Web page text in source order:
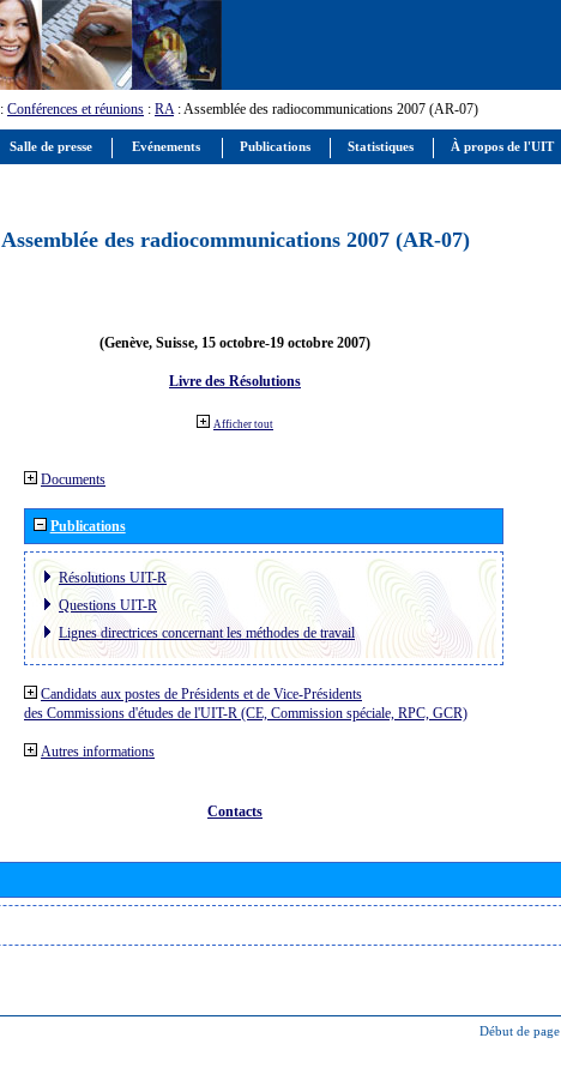
: Conférences et réunions : RA: Assemblée des radiocommunications 2007 (AR-07)
Assemblée des radiocommunications 2007 (AR-07)
(Genève, Suisse, 15 octobre-19 octobre 2007)
Livre des Résolutions
Afficher tout
Documents
Publications
Résolutions UIT-R
Questions UIT-R
Lignes directrices concernant les méthodes de travail
Candidats aux postes de Présidents et de Vice-Présidents
des Commissions d'études de l'UIT-R (CE, Commission spéciale, RPC, GCR)
Autres informations
Contacts
Début de page
Salle de presse Evénements Publications Statistiques À propos de l'UIT